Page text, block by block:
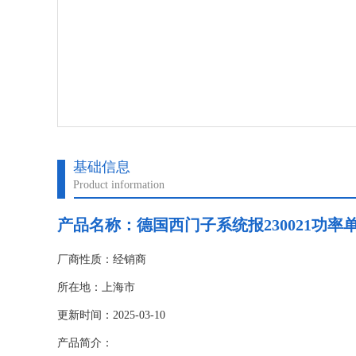
基础信息
Product information
产品名称： 德国西门子系统报230021功率
厂商性质：经销商
所在地：上海市
更新时间：2025-03-10
产品简介：